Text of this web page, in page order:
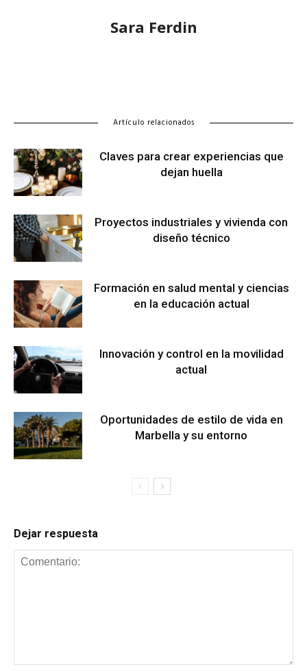
Sara Ferdin
Artículo relacionados
Claves para crear experiencias que
dejan huella
Proyectos industriales y vivienda con
diseño técnico
Formación en salud mental y ciencias
en la educación actual
Innovación y control en la movilidad
actual
Oportunidades de estilo de vida en
Marbella y su entorno
Dejar respuesta